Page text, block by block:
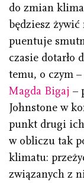
do zmian
będziesz żywić
puentuje
czasie dotarło
temu, o czym –
Magda Bigaj –
Johnstone w
punkt drugi
w obliczu tak
klimatu:
związanych z